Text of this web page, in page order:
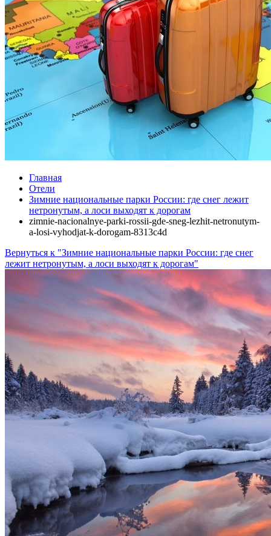
Главная
Отели
Зимние национальные парки России: где снег лежит
нетронутым, а лоси выходят к дорогам
zimnie-nacionalnye-parki-rossii-gde-sneg-lezhit-netronutym-
a-losi-vyhodjat-k-dorogam-8313c4d
Вернуться к "Зимние национальные парки России: где снег
лежит нетронутым, а лоси выходят к дорогам"